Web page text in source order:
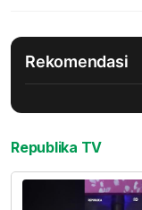
Rekomendasi
Republika TV